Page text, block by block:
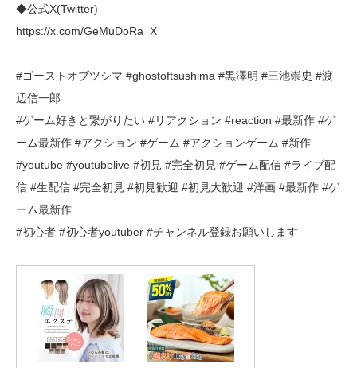
◆公式X(Twitter)
https://x.com/GeMuDoRa_X
#ゴーストオブツシマ #ghostoftsushima #黒澤明 #三池崇史 #渡
辺信一郎
#ゲーム好きと繋がりたい #リアクション #reaction #最新作 #ゲ
ーム最新作 #アクション #ゲーム #アクションゲーム #新作
#youtube #youtubelive #初見 #完全初見 #ゲーム配信 #ライブ配
信 #生配信 #完全初見 #初見歓迎 #初見大歓迎 #洋画 #最新作 #ゲ
ーム最新作
#初心者 #初心者youtuber #チャンネル登録お願いします